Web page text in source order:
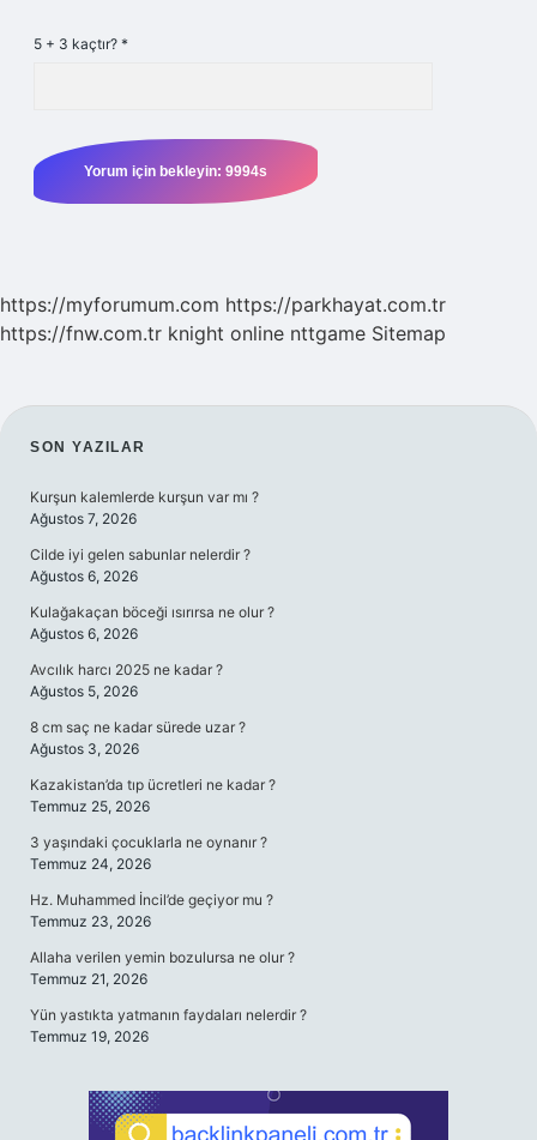
5 + 3 kaçtır? *
https://myforumum.com https://parkhayat.com.tr
https://fnw.com.tr knight online nttgame Sitemap
SIDEBAR
SON YAZILAR
Kurşun kalemlerde kurşun var mı ?
Ağustos 7, 2026
Cilde iyi gelen sabunlar nelerdir ?
Ağustos 6, 2026
Kulağakaçan böceği ısırırsa ne olur ?
Ağustos 6, 2026
Avcılık harcı 2025 ne kadar ?
Ağustos 5, 2026
8 cm saç ne kadar sürede uzar ?
Ağustos 3, 2026
Kazakistan’da tıp ücretleri ne kadar ?
Temmuz 25, 2026
3 yaşındaki çocuklarla ne oynanır ?
Temmuz 24, 2026
Hz. Muhammed İncil’de geçiyor mu ?
Temmuz 23, 2026
Allaha verilen yemin bozulursa ne olur ?
Temmuz 21, 2026
Yün yastıkta yatmanın faydaları nelerdir ?
Temmuz 19, 2026